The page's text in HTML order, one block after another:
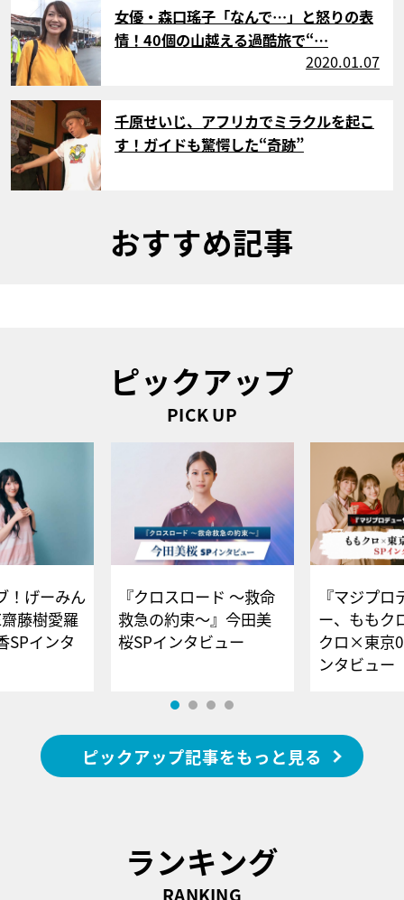
女優・森口瑤子「なんで…」と怒りの表
情！40個の山越える過酷旅で“…
2020.01.07
サムネイル
千原せいじ、アフリカでミラクルを起こ
す！ガイドも驚愕した“奇跡”
おすすめ記事
ピックアップ
PICK UP
！げーみん
藤樹愛羅
SPインタ
『クロスロード ～救命
救急の約束～』今田美
桜SPインタビュー
『マジプロ
ー、ももク
クロ×東京
ンタビュー
ピックアップ記事をもっと見る
ランキング
RANKING